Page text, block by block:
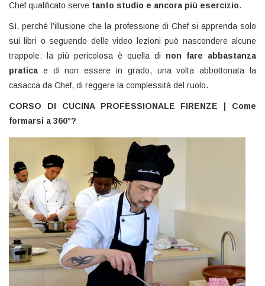
Chef qualificato serve tanto studio e ancora più esercizio.
Sì, perché l’illusione che la professione di Chef si apprenda solo
sui libri o seguendo delle video lezioni può nascondere alcune
trappole: la più pericolosa è quella di non fare abbastanza
pratica e di non essere in grado, una volta abbottonata la
casacca da Chef, di reggere la complessità del ruolo.
CORSO DI CUCINA PROFESSIONALE FIRENZE | Come
formarsi a 360°?